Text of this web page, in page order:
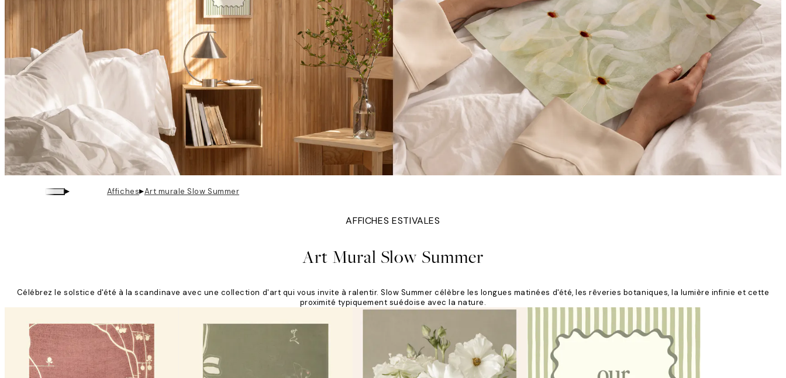
▸ Affiches▸Art murale Slow Summer
AFFICHES ESTIVALES
Art Mural Slow Summer
Célébrez le solstice d'été à la scandinave avec une collection d'art qui vous invite à ralentir. Slow Summer célèbre les longues matinées d'été, les rêveries botaniques, la lumière infinie et cette
proximité typiquement suédoise avec la nature.